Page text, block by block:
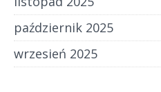
październik 2025
wrzesień 2025